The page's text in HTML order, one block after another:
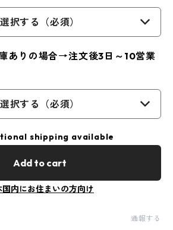
選択する（必須）
ありの場合→注文後3日～10営業
選択する（必須）
shipping available
Add to cart
国内にお住まいの方向け
通報する